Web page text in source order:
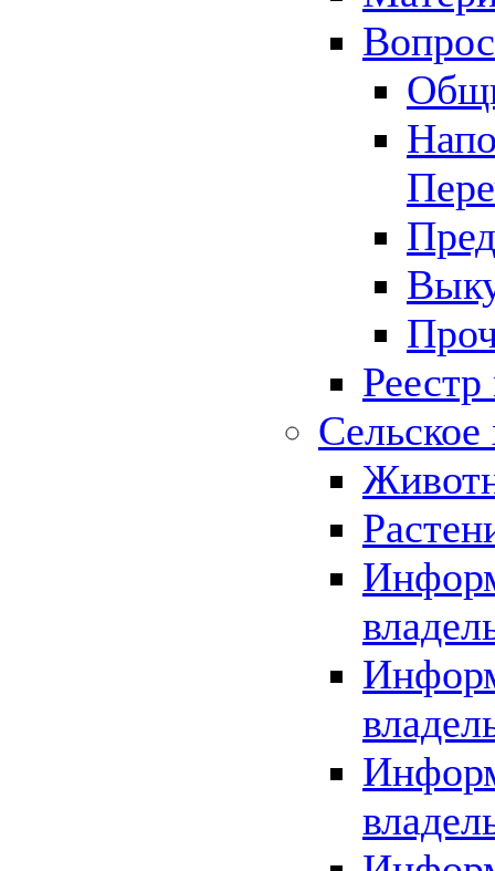
Сельское